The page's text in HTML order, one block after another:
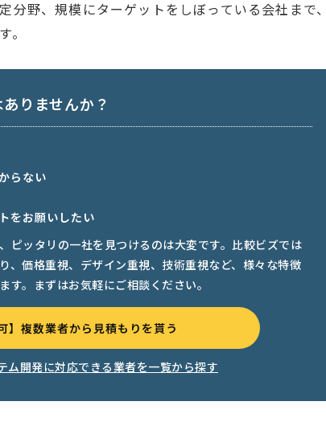
分野、規模にターゲットをしぼっている会社まで、
。
りませんか？
らない
をお願いしたい
ピッタリの一社を見つけるのは大変です。比較ビズでは
、価格重視、デザイン重視、技術重視など、様々な特徴
。まずはお気軽にご相談ください。
】複数業者から見積もりを貰う
ム開発に対応できる業者を一覧から探す